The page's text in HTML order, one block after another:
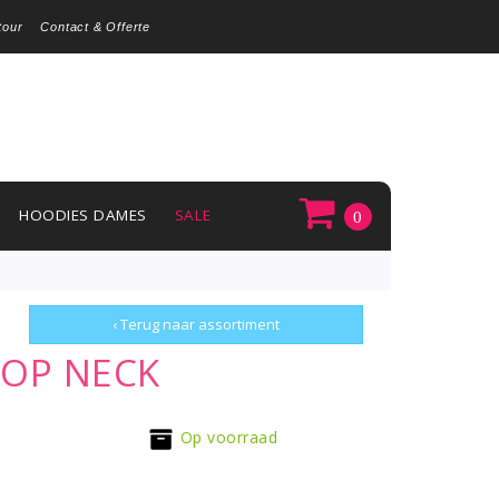
Contact & Offerte
HOODIES DAMES SALE 0
‹ Terug naar assortiment
NECK
Op voorraad